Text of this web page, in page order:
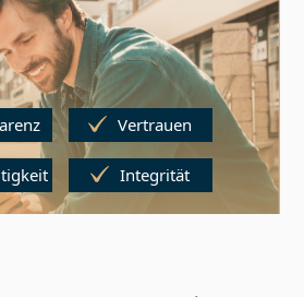
Vertrauen
Integrität